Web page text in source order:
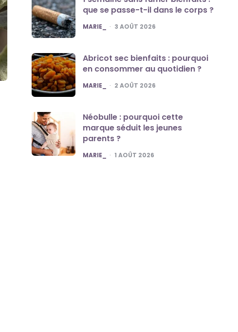
que se passe-t-il dans le corps ?
POSTED
MARIE_ 3 AOÛT 2026
Abricot sec bienfaits : pourquoi
en consommer au quotidien ?
POSTED
MARIE_ 2 AOÛT 2026
Néobulle : pourquoi cette
marque séduit les jeunes
parents ?
POSTED
MARIE_ 1 AOÛT 2026